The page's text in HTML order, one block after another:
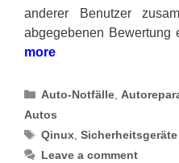
anderer Benutzer
abgegebenen
more
Categories
Auto-Notfälle,
Autos
Tags
Qinux,Sicherheitsgeräte
Leave a comment